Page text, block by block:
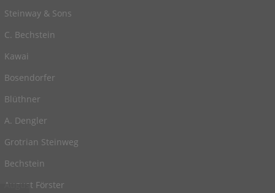
Steinway & Sons
C. Bechstein
Kawai
Bosendorfer
Blüthner
A. Dengler
Grotrian Steinweg
Bechstein
August Förster